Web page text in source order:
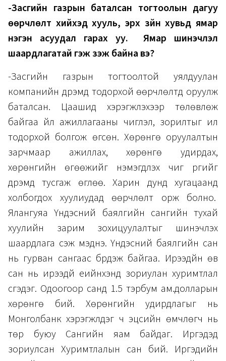
-Засгийн газрын баталсан тогтоолын дагуу
өөрчлөлт хийхэд хууль, эрх зүйн хувьд ямар
нэгэн асуудал гарах уу. Ямар шинэчлэл
шаардлагатай гэж үзэж байна вэ?
-Засгийн газрын тогтоолтой уялдуулан
компанийн дүрэмд тодорхой өөрчлөлтүүд оруулж
баталсан. Цаашид хэрэгжүүлэхээр төлөвлөж
байгаа үйл ажиллагааны чиглэл, зорилтыг илүү
тодорхой болгож өгсөн. Хөрөнгө оруулалтын
зарчмаар ажиллах, хөрөнгө удирдах,
хөрөнгийн өгөөжийг нэмэгдүүлэх чиг үүргийг
дүрэмд тусгаж өглөө. Харин дунд хугацаанд
холбогдох хуулиудад өөрчлөлт орж болно.
Ялангуяа Үндэсний баялгийн сангийн тухай
хуулийн зарим зохицуулалтыг шинэчлэх
шаардлага үүсэж мэднэ. Үндэсний баялгийн сан
нь гурван сангаас бүрдэж байгаа. Ирээдүйн өв
сан нь ирээдүй үеийнхэнд зориулан хуримтлал
үүсгэдэг. Одоогоор санд 1.5 тэрбум ам.долларын
хөрөнгө бий. Хөрөнгийн удирдлагыг нь
Монголбанк хэрэгжүүлдэг ч эцсийн өмчлөгч нь
төр буюу Сангийн яам байдаг. Иргэдэд
зориулсан Хуримтлалын сан бий. Иргэдийн